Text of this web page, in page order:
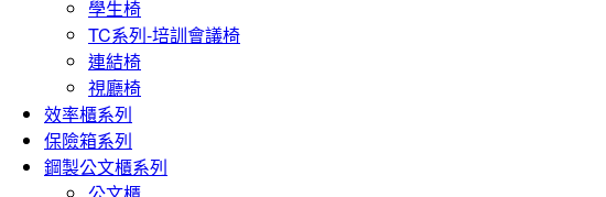
學生椅
TC系列-培訓會議椅
連結椅
視廳椅
效率櫃系列
保險箱系列
鋼製公文櫃系列